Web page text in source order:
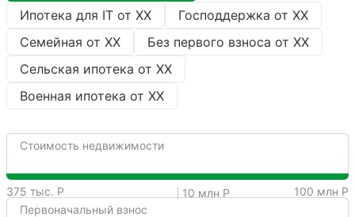
Ипотека для IT от XX Господдержка от XX
Семейная от XX Без первого взноса от XX
Сельская ипотека от XX
Военная ипотека от XX
Стоимость недвижимости
375 тыс. Р 10 млн Р
100 млн Р
Первоначальный взнос